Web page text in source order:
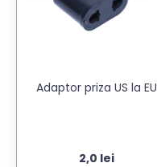
Adaptor priza US la EU
2,0 lei